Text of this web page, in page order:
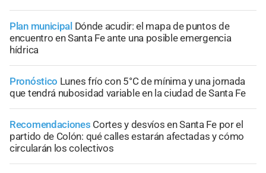
Plan municipal Dónde acudir: el mapa de puntos de
encuentro en Santa Fe ante una posible emergencia
hídrica
Pronóstico Lunes frío con 5°C de mínima y una jornada
que tendrá nubosidad variable en la ciudad de Santa Fe
Recomendaciones Cortes y desvíos en Santa Fe por el
partido de Colón: qué calles estarán afectadas y cómo
circularán los colectivos